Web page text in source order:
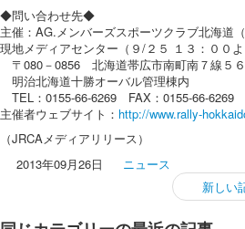
◆問い合わせ先◆
主催：AG.メンバーズスポーツクラブ北海道
現地メディアセンター（９/２５ １３：００よ
〒080－0856 北海道帯広市南町南７線５
明治北海道十勝オーバル管理棟内
TEL：0155-66-6269 FAX：0155-66-6269
主催者ウェブサイト： http://www.rally-
（JRCAメディアリリース）
2013年09月26日
ニュース
新しい